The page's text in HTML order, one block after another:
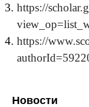
https://
https://
Новости